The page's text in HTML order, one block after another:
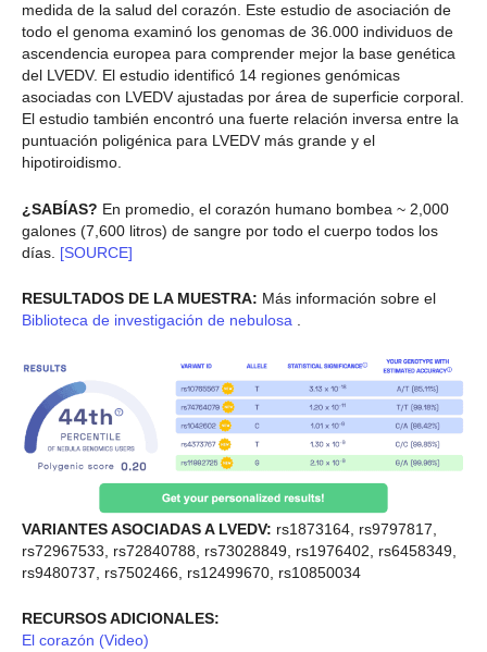
medida de la salud del corazón. Este estudio de asociación de
todo el genoma examinó los genomas de 36.000 individuos de
ascendencia europea para comprender mejor la base genética
del LVEDV. El estudio identificó 14 regiones genómicas
asociadas con LVEDV ajustadas por área de superficie corporal.
El estudio también encontró una fuerte relación inversa entre la
puntuación poligénica para LVEDV más grande y el
hipotiroidismo.
¿SABÍAS? En promedio, el corazón humano bombea ~ 2,000
galones (7,600 litros) de sangre por todo el cuerpo todos los
días. [SOURCE]
RESULTADOS DE LA MUESTRA: Más información sobre el
Biblioteca de investigación de nebulosa .
VARIANTES ASOCIADAS A LVEDV: rs1873164, rs9797817,
rs72967533, rs72840788, rs73028849, rs1976402, rs6458349,
rs9480737, rs7502466, rs12499670, rs10850034
RECURSOS ADICIONALES:
El corazón (Video)